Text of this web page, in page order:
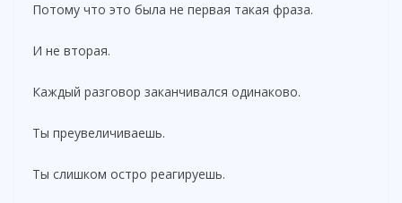
Потому что это была не первая такая фраза.
И не вторая.
Каждый разговор заканчивался одинаково.
Ты преувеличиваешь.
Ты слишком остро реагируешь.